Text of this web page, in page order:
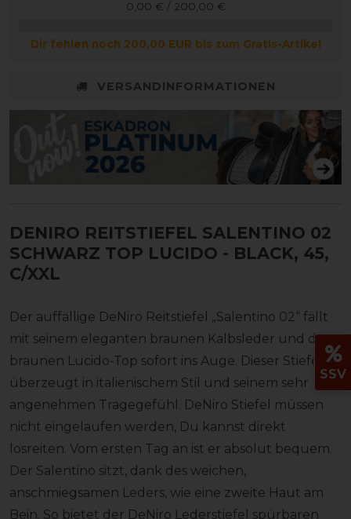
0,00 € / 200,00 €
Dir fehlen noch 200,00 EUR bis zum Gratis-Artikel
VERSANDINFORMATIONEN
DENIRO REITSTIEFEL SALENTINO 02
SCHWARZ TOP LUCIDO - BLACK, 45,
C/XXL
Der auffällige DeNiro Reitstiefel „Salentino 02“ fällt
mit seinem eleganten braunen Kalbsleder und dem
braunen Lucido-Top sofort ins Auge. Dieser Stiefel
überzeugt in italienischem Stil und seinem sehr
angenehmen Tragegefühl. DeNiro Stiefel müssen
nicht eingelaufen werden, Du kannst direkt
losreiten. Vom ersten Tag an ist er absolut bequem.
Der Salentino sitzt, dank des weichen,
anschmiegsamen Leders, wie eine zweite Haut am
Bein. So bietet der DeNiro Lederstiefel spürbaren
SSV